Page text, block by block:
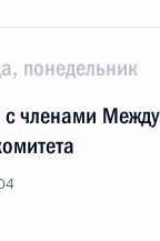
понедельник
с членами